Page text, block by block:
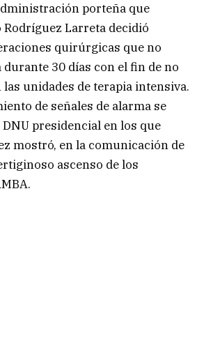
porteña que
Larreta decidió
quirúrgicas que no
durante 30 días con el fin de no
las unidades de terapia intensiva.
de señales de alarma se
presidencial en los que
mostró, en la comunicación de
ascenso de los